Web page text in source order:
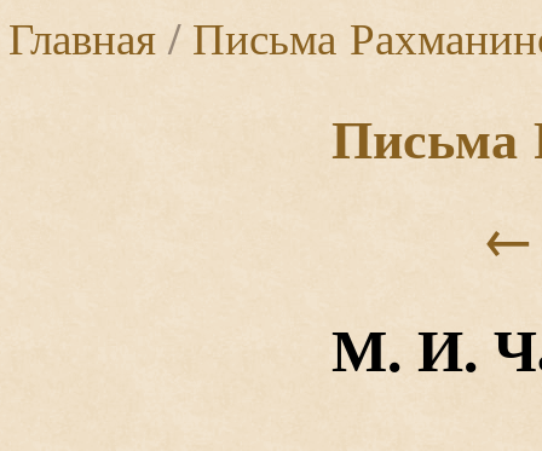
Главная/Письма
Письма
←
М. И.